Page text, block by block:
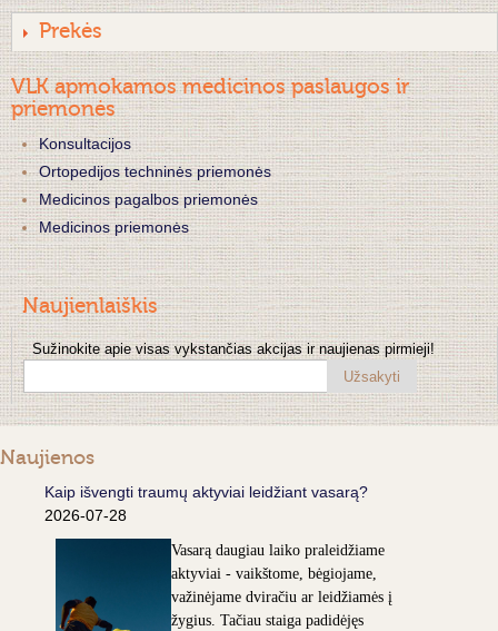
Prekės
VLK apmokamos medicinos paslaugos ir
priemonės
Konsultacijos
Ortopedijos techninės priemonės
Medicinos pagalbos priemonės
Medicinos priemonės
Naujienlaiškis
Sužinokite apie visas vykstančias akcijas ir naujienas pirmieji!
Užsakyti
Naujienos
Kaip išvengti traumų aktyviai leidžiant vasarą?
2026-07-28
Vasarą daugiau laiko praleidžiame
aktyviai - vaikštome, bėgiojame,
važinėjame dviračiu ar leidžiamės į
žygius. Tačiau staiga padidėjęs